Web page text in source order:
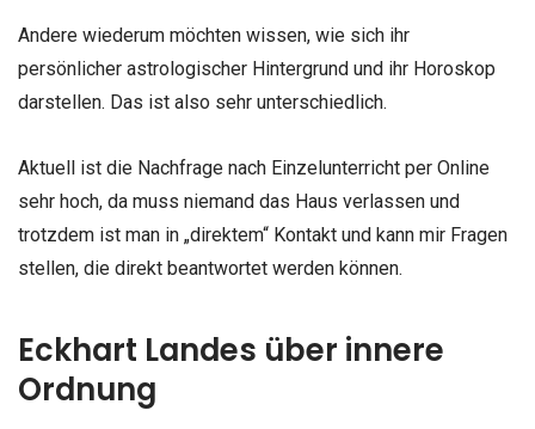
Andere wiederum möchten wissen, wie sich ihr
persönlicher astrologischer Hintergrund und ihr Horoskop
darstellen. Das ist also sehr unterschiedlich.
Aktuell ist die Nachfrage nach Einzelunterricht per Online
sehr hoch, da muss niemand das Haus verlassen und
trotzdem ist man in „direktem“ Kontakt und kann mir Fragen
stellen, die direkt beantwortet werden können.
Eckhart Landes über innere
Ordnung